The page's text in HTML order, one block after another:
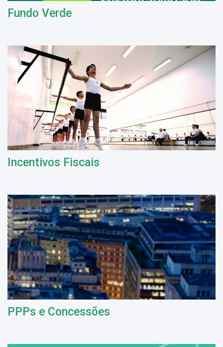
Fundo Verde
Incentivos Fiscais
PPPs e Concessões